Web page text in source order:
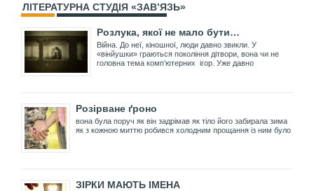
ЛІТЕРАТУРНА СТУДІЯ «ЗАВ’ЯЗЬ»
Розлука, якої не мало бути…
Війна. До неї, кіношної, люди давно звикли. У
«вінйушки» граються покоління дітвори, вона чи не
головна тема комп’ютерних ігор. Уже давно
Розірване ґроно
вона була поруч як він задрімав як тіло його забирала зима
як з кожною миттю робився холодним прощання із ним було
ЗІРКИ МАЮТЬ ІМЕНА